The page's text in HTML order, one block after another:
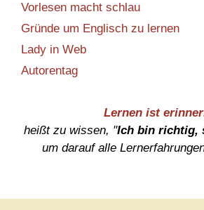
Vorlesen macht schlau
Gründe um Englisch zu lernen
Lady in Web
Autorentag
Lernen ist
heißt zu wissen, "Ich bin richtig,
um darauf alle